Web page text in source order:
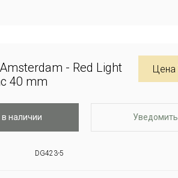
- Red Light
40 mm
Цена
в наличии Уведомить
DG423-5